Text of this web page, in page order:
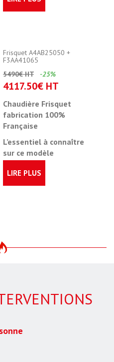
Frisquet A4AB25050 +
F3AA41065
5490€ HT
-25%
4117.50€ HT
Chaudière Frisquet
fabrication 100%
Française
L’essentiel à connaître
sur ce modèle
LIRE PLUS